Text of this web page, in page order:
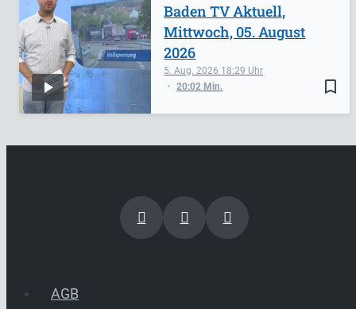
bookmark_border
5. Aug. 2026 18:29
20:02 Min.
Baden TV Aktuell,
Mittwoch, 05. August
2026
AGB